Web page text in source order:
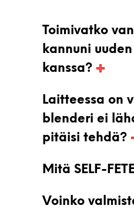
Toimivatko
kannuni
kanssa?
Laitteessa on
blenderi ei
pitäisi tehdä?
Mitä SELF-
Voinko